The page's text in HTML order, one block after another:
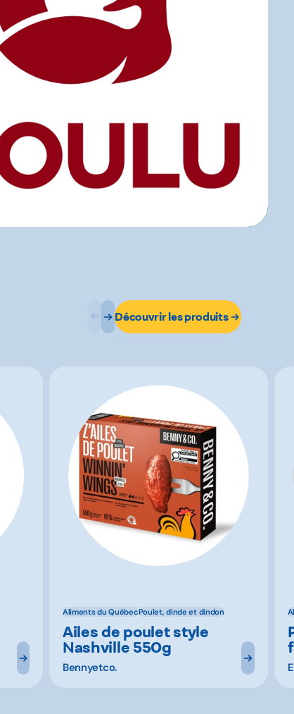
Découvrir les produits
Aliments du QuébecPoulet, dinde et dindon
Ailes de poulet style
Nashville 550g
Bennyetco.